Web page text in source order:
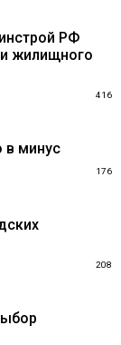
РФ
жилищного
416
в минус
176
208